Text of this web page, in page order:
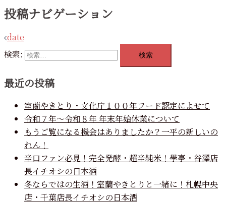
投稿ナビゲーション
date
検索:
最近の投稿
室蘭やきとり・文化庁１００年フード認定によせて
令和７年～令和８年 年末年始休業について
もうご覧になる機会はありましたか？一平の新しいの
れん！
辛口ファン必見！完全発酵・超辛純米！學亭・谷澤店
長イチオシの日本酒
冬ならではの生酒！室蘭やきとりと一緒に！札幌中央
店・千葉店長イチオシの日本酒